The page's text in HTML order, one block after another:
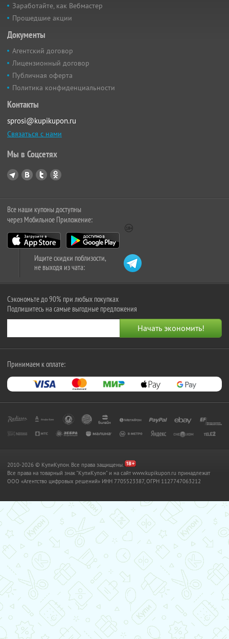
Заработайте, как Вебмастер
Прошедшие акции
Документы
Агентский договор
Лицензионный договор
Публичная оферта
Политика конфиденциальности
Контакты
sprosi@kupikupon.ru
Связаться с нами
Мы в Соцсетях
Все наши купоны доступны
через Мобильное Приложение:
Ищите скидки поблизости,
не выходя из чата:
Сэкономьте до 90% при любых покупках
Подпишитесь на самые выгодные предложения
Принимаем к оплате:
2010-2026 © КупиКупон. Все права защищены.
Все права на товарный знак "КупиКупон" и на сайт www.kupikupon.ru принадлежат
OOO «Агентство цифровых решений» ИНН 7705523387, ОГРН 1127747063212